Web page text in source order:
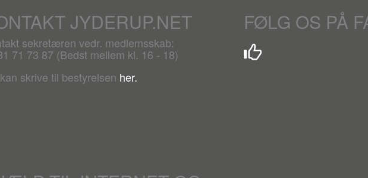
JYDERUP.NET
sekretæren vedr. medlemsskab:
71 73 87 (Bedst mellem kl. 16 - 18)
skrive til bestyrelsen her.
FØLG OS PÅ